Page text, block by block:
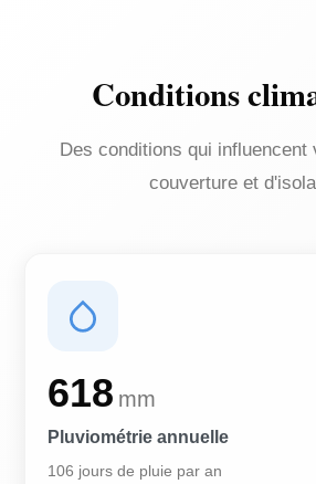
Conditions
Des conditions qui influencent
couverture et
618 mm
Pluviométrie annuelle
106 jours de pluie par an